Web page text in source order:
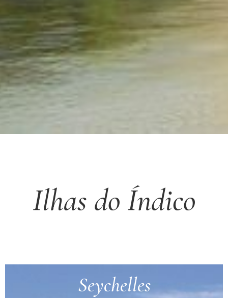
Ilhas do Índico
Seychelles